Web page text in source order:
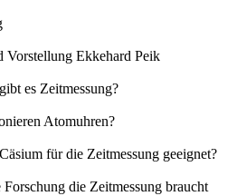
Vorstellung Ekkehard Peik
es Zeitmessung?
Atomuhren?
für die Zeitmessung geeignet?
die Zeitmessung braucht